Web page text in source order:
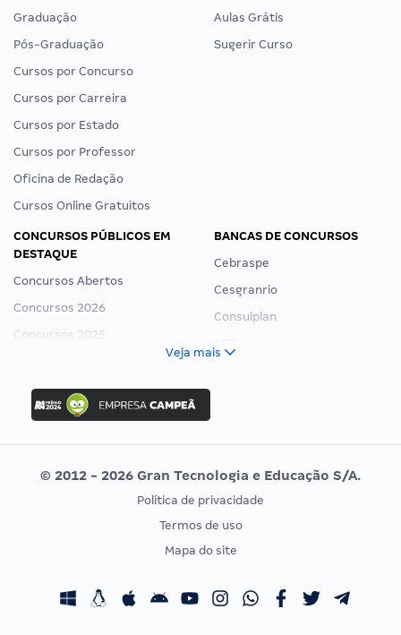
Graduação
Pós-Graduação
Cursos por Concurso
Cursos por Carreira
Cursos por Estado
Cursos por Professor
Oficina de Redação
Cursos Online Gratuitos
Aulas Grátis
Sugerir Curso
CONCURSOS PÚBLICOS EM
DESTAQUE
Concursos Abertos
Concursos 2026
Concursos 2025
Concurso Ibama
Concurso MPU
Editais publicados
BANCAS DE CONCURSOS
Cebraspe
Cesgranrio
Consulplan
Vunesp
CONCURSOS POR PROFISSÃO
Concursos Fiscais
EXAME DE ORDEM
Calendário OAB
Veja mais
© 2012 - 2026 Gran Tecnologia e Educação S/A.
Política de privacidade
Termos de uso
Mapa do site